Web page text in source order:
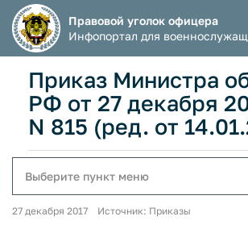
Правовой уголок офицера
Инфопортал для
Приказ Министра
РФ от 27 декабря
N 815 (ред. от
Выберите пункт меню
27 декабря 2017 Источник: Приказы